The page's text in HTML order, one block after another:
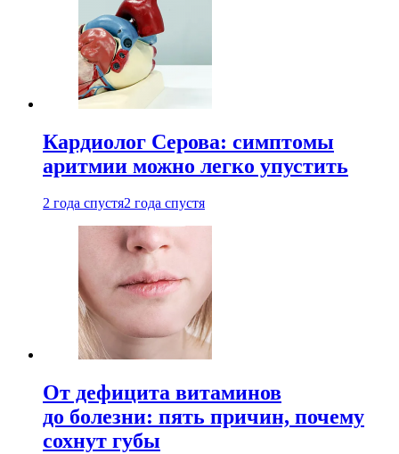
Кардиолог Серова: симптомы
аритмии можно легко упустить
2 года спустя2 года спустя
От дефицита витаминов
до болезни: пять причин, почему
сохнут губы